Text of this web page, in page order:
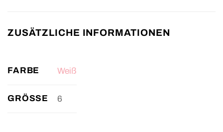
ZUSÄTZLICHE INFORMATIONEN
FARBE Weiß
GRÖSSE 6